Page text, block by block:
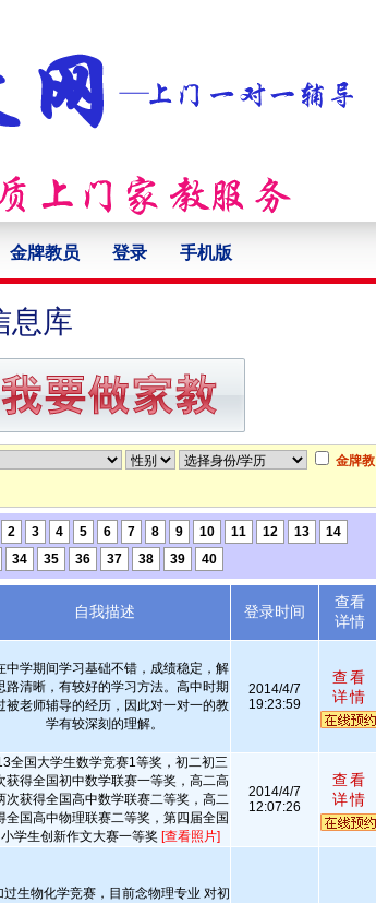
金牌教员 登录 手机版
息库
金牌教
2 3 4 5 6 7 8 9 10 11 12 13
14
34 35 36 37 38 39 40
自我描述 登录时间
查看
详情
中学期间学习基础不错，成绩稳定，解
路清晰，有较好的学习方法。高中时期
被老师辅导的经历，因此对一对一的教
学有较深刻的理解。
2014/4/7
19:23:59
查看
详情
全国大学生数学竞赛1等奖，初二初三
获得全国初中数学联赛一等奖，高二高
次获得全国高中数学联赛二等奖，高二
全国高中物理联赛二等奖，第四届全国
学生创新作文大赛一等奖 [查看照片]
2014/4/7
12:07:26
查看
详情
过生物化学竞赛，目前念物理专业 对初